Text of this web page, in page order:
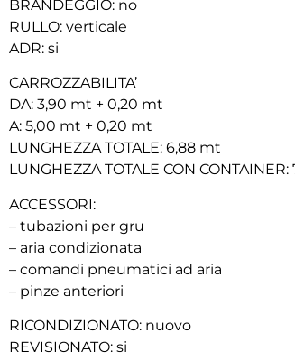
BRANDEGGIO: no
RULLO: verticale
ADR: si
CARROZZABILITA’
DA: 3,90 mt + 0,20 mt
A: 5,00 mt + 0,20 mt
LUNGHEZZA TOTALE: 6,88 mt
LUNGHEZZA TOTALE CON CONTAINER:
ACCESSORI:
– tubazioni per gru
– aria condizionata
– comandi pneumatici ad aria
– pinze anteriori
RICONDIZIONATO: nuovo
REVISIONATO: si